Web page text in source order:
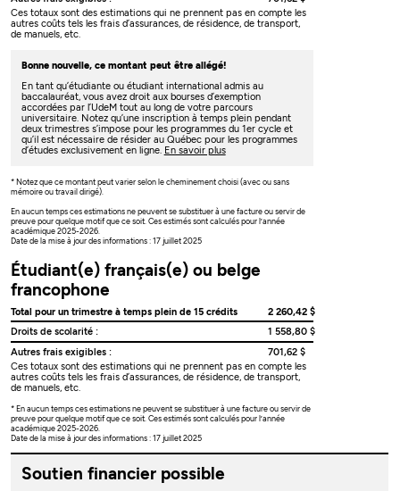
Ces totaux sont des estimations qui ne prennent pas en compte les
autres coûts tels les frais d’assurances, de résidence, de transport,
de manuels, etc.
Bonne nouvelle, ce montant peut être allégé!
En tant qu’étudiante ou étudiant international admis au
baccalauréat, vous avez droit aux bourses d’exemption
accordées par l’UdeM tout au long de votre parcours
universitaire. Notez qu’une inscription à temps plein pendant
deux trimestres s’impose pour les programmes du 1er cycle et
qu’il est nécessaire de résider au Québec pour les programmes
d’études exclusivement en ligne. En savoir plus
* Notez que ce montant peut varier selon le cheminement choisi (avec ou sans
mémoire ou travail dirigé).
En aucun temps ces estimations ne peuvent se substituer à une facture ou servir de
preuve pour quelque motif que ce soit. Ces estimés sont calculés pour l’année
académique 2025-2026.
Date de la mise à jour des informations : 17 juillet 2025
Étudiant(e) français(e) ou belge
francophone
Total pour un trimestre à temps plein de 15 crédits
2 260,42 $
Droits de scolarité :
1 558,80 $
Autres frais exigibles :
701,62 $
Ces totaux sont des estimations qui ne prennent pas en compte les
autres coûts tels les frais d’assurances, de résidence, de transport,
de manuels, etc.
* En aucun temps ces estimations ne peuvent se substituer à une facture ou servir de
preuve pour quelque motif que ce soit. Ces estimés sont calculés pour l’année
académique 2025-2026.
Date de la mise à jour des informations : 17 juillet 2025
Soutien financier possible